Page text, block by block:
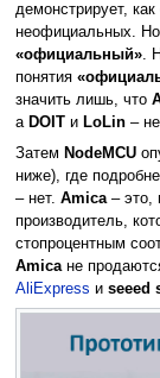
демонстрирует,
неофициальных.
«официальный».
понятия
значить лишь, что
а DOITи LoLin–
Затем NodeMCU
ниже), где
– нет. Amica– это,
производитель,
стопроцентным
Amicaне
AliExpress и seeed